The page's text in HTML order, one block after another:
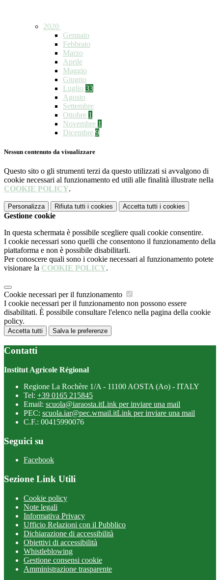
2020
Gennaio
Febbraio
Marzo
Aprile
Maggio
Giugno
Luglio 33
Agosto
Settembre
Ottobre 1
Novembre 1
Dicembre 9
Nessun contenuto da visualizzare
Questo sito o gli strumenti terzi da questo utilizzati si avvalgono di
cookie necessari al funzionamento ed utili alle finalità illustrate nella
COOKIE POLICY.
Personalizza Rifiuta tutti i cookies Accetta tutti i cookies
Gestione cookie
In questa schermata è possibile scegliere quali cookie consentire.
I cookie necessari sono quelli che consentono il funzionamento della
piattaforma e non è possibile disabilitarli.
Per conoscere quali sono i cookie necessari al funzionamento potete
visionare la COOKIE POLICY.
Cookie necessari per il funzionamento
I cookie necessari per il funzionamento non possono essere
disabilitati. È possibile consultare l'elenco nella pagina della cookie
policy.
Accetta tutti Salva le preferenze
Contatti
Institut Agricole Régional
Regione La Rochère 1/A - 11100 AOSTA (Ao) - ITALY
Tel: +39 0165 215845
Email: scuola@iaraosta.itLink per inviare una mail
PEC: scuola.iar@pec.wmail.itLink per inviare una mail
C.F.: 00415990076
Seguici su
Facebook
Sezione Link Utili
Cookie policy
Note legali
Informativa Privacy
Ufficio Relazioni con il Pubblico
Dichiarazione di accessibilità
Obiettivi di accessibilità
Whistleblowing
Gestione consensi cookie
Amministrazione trasparente